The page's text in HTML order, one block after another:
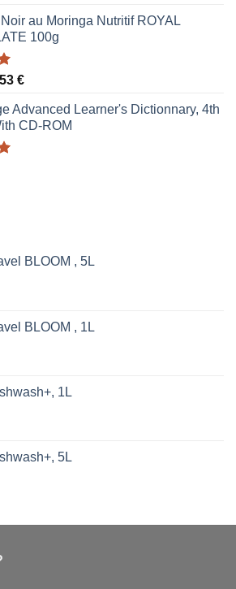
au Moringa Nutritif ROYAL
100g
:
€.
€Le
actuel
est :
Advanced Learner's Dictionnary, 4th
CD-ROM
BLOOM , 5L
BLOOM , 1L
1L
5L